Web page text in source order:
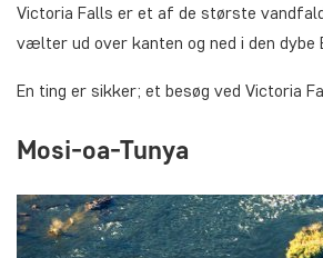
Victoria Falls er et af de største
vælter ud over kanten og ned i den
En ting er sikker; et besøg ved Victoria
Mosi-oa-Tunya